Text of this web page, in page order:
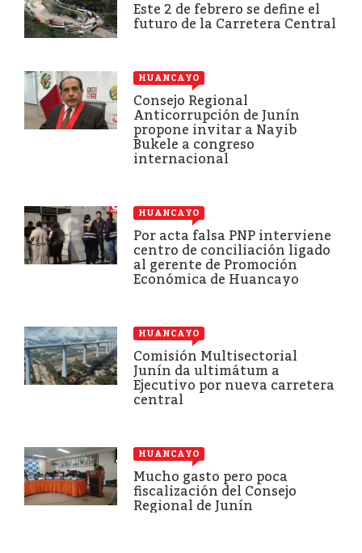
Este 2 de febrero se define el
futuro de la Carretera Central
HUANCAYO
Consejo Regional
Anticorrupción de Junín
propone invitar a Nayib
Bukele a congreso
internacional
HUANCAYO
Por acta falsa PNP interviene
centro de conciliación ligado
al gerente de Promoción
Económica de Huancayo
HUANCAYO
Comisión Multisectorial
Junín da ultimátum a
Ejecutivo por nueva carretera
central
HUANCAYO
Mucho gasto pero poca
fiscalización del Consejo
Regional de Junín